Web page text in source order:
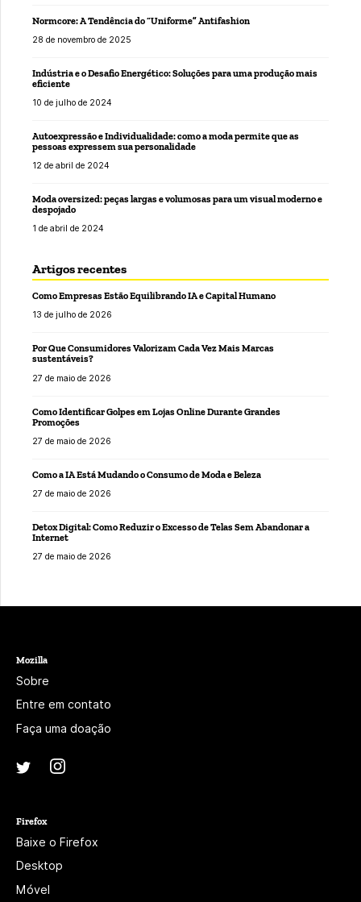
Normcore: A Tendência do “Uniforme” Antifashion
28 de novembro de 2025
Indústria e o Desafio Energético: Soluções para uma produção mais
eficiente
10 de julho de 2024
Autoexpressão e Individualidade: como a moda permite que as
pessoas expressem sua personalidade
12 de abril de 2024
Moda oversized: peças largas e volumosas para um visual moderno e
despojado
1 de abril de 2024
Artigos recentes
Como Empresas Estão Equilibrando IA e Capital Humano
13 de julho de 2026
Por Que Consumidores Valorizam Cada Vez Mais Marcas
sustentáveis?
27 de maio de 2026
Como Identificar Golpes em Lojas Online Durante Grandes
Promoções
27 de maio de 2026
Como a IA Está Mudando o Consumo de Moda e Beleza
27 de maio de 2026
Detox Digital: Como Reduzir o Excesso de Telas Sem Abandonar a
Internet
27 de maio de 2026
Mozilla
Sobre
Entre em contato
Faça uma doação
Twitter
Firefox
Baixe o Firefox
Desktop
Móvel